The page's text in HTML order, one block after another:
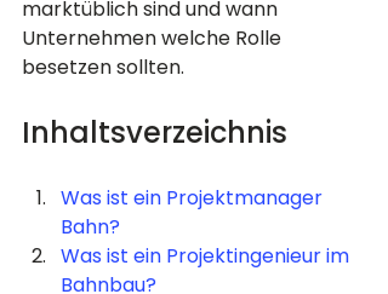
marktüblich sind und wann
Unternehmen welche Rolle
besetzen sollten.
Inhaltsverzeichnis
Was ist ein Projektmanager
Bahn?
Was ist ein Projektingenieur im
Bahnbau?